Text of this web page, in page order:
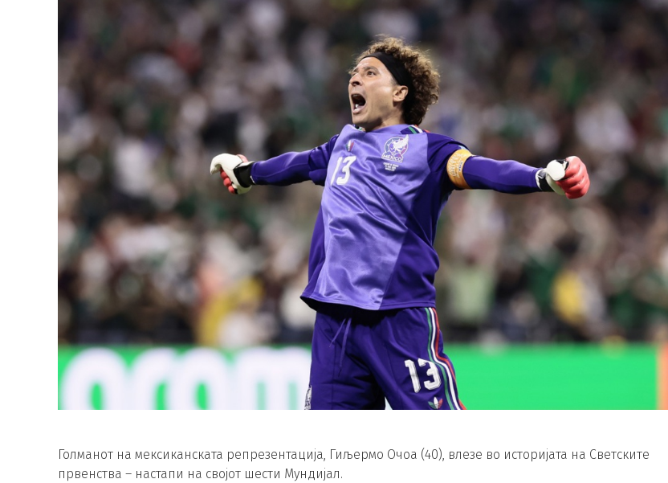
Голманот на мексиканската репрезентација, Гиљермо Очоа (40), влезе во историјата на Светските
првенства – настапи на својот шести Мундијал.